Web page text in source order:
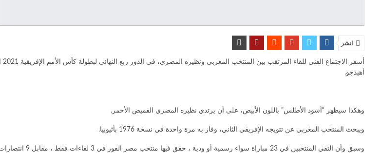
انشر
أهيدجو.
وهكذا سيظهر “أسود الأطلس” باللون الأبيض، على أن يرتدي نظيره المصري القميص الأحمر.
ويبحث المنتخب المغربي عن تتويجه الإفريقي الثاني، وفاز به مرة واحدة في نسخة 1976 بأثيوبيا.
وسبق وأن التقي المنتخبين في 23 مباراة سواء رسمية أو ودية ، حقق فيها منتخب مصر الفوز في 3 لقاءات فقط ، مقابل 9 انتصارات لأسود الأطلس وسيطر التعادل في 11 مواجهة.